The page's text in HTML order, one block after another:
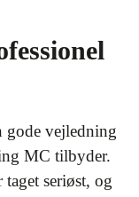
gode vejledning
MC tilbyder.
seriøst, og